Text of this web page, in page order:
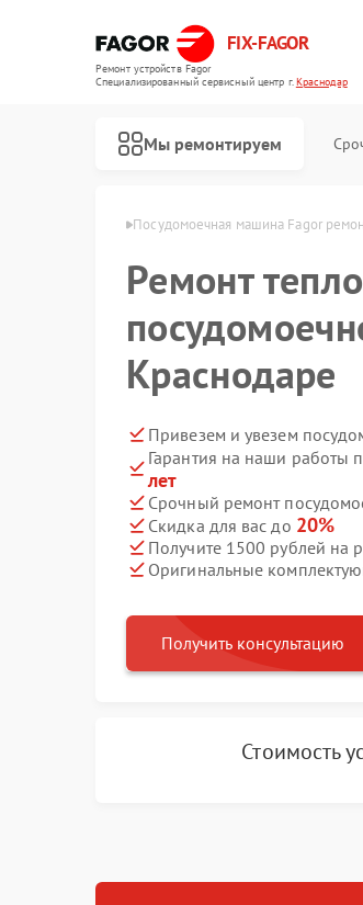
FIX-FAGOR
Ремонт устройств Fagor
Специализированный cервисный центр г.Краснодар
Мы ремонтируем
в Краснодаре Посудомоечная машина Fagor
Ремонт
Краснодаре
Привезем и увезем
Гарантия на наши работы
лет
Срочный ремонт
Скидка для вас до 20%
Получите 1500 рублей на
Оригинальные
Получить консультацию
Стоимость